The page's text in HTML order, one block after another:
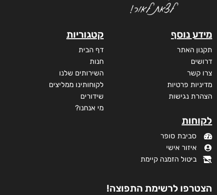
מידע נוסף
תקנון האתר
דרושים
צרו קשר
מדיניות פרטיות
הצהרת נגישות
לקוחות
סביבת סופר
איזור אישי
ביטול הזמנה קיימת
קטגוריות
דף הבית
חנות
השירותים שלנו
לקוחותינו ממליצים
שידורים
מי אנחנו?
הצטרפו לרשימת התפוצה!